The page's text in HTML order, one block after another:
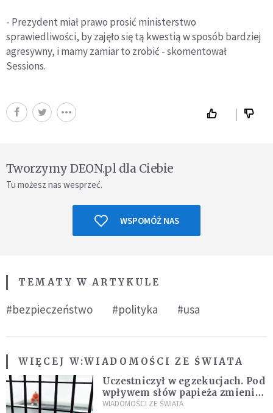
- Prezydent miał prawo prosić ministerstwo
sprawiedliwości, by zajęło się tą kwestią w sposób bardziej
agresywny, i mamy zamiar to zrobić - skomentował
Sessions.
Tworzymy DEON.pl dla Ciebie
Tu możesz nas wesprzeć.
WSPOMÓŻ NAS
TEMATY W ARTYKULE
#bezpieczeństwo #polityka #usa
WIĘCEJ W:WIADOMOŚCI ZE ŚWIATA
Uczestniczył w egzekucjach. Pod
wpływem słów papieża zmienił
zdanie
WIADOMOŚCI ZE ŚWIATA